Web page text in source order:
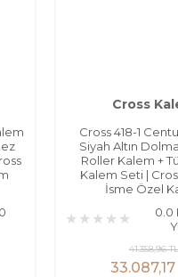
Cross
Cross 418-1
Siyah Altın
Roller Kalem +
Kalem Seti |
İsme Özel
0.0
41.358,96 TL